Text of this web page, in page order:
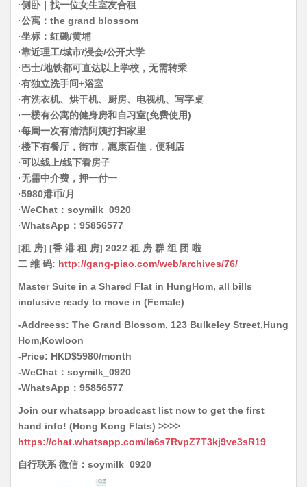
·侧卧｜找一位女生室友合租
·公寓：the grand blossom
·坐标：红磡/黄埔
·靠近理工/城市/浸会/公开大学
·巴士/地铁都可直达以上学校，无需转乘
·有独立洗手间+浴室
·有洗衣机、烘干机、厨房、电视机、写字桌
·一楼有公寓的健身房和自习室(免费使用)
·每周一次有清洁阿姨打扫家里
·楼下有餐厅，街市，惠康百佳，便利店
·可以线上/线下看房子
·无需中介费，押一付一
·5980港币/月
·WeChat：soymilk_0920
·WhatsApp：95856577
[租 房] [香 港 租 房] 2022 租 房 群 组 团 啦
二 维 码: http://gang-piao.com/web/archives/76/
Master Suite in a Shared Flat in HungHom, all bills
inclusive ready to move in (Female)
-Addreess: The Grand Blossom, 123 Bulkeley Street,Hung
Hom,Kowloon
-Price: HKD$5980/month
-WeChat：soymilk_0920
-WhatsApp：95856577
Join our whatsapp broadcast list now to get the first
hand info! (Hong Kong Flats) >>>>
https://chat.whatsapp.com/Ia6s7RvpZ7T3kj9ve3sR19
自行联系 微信：soymilk_0920